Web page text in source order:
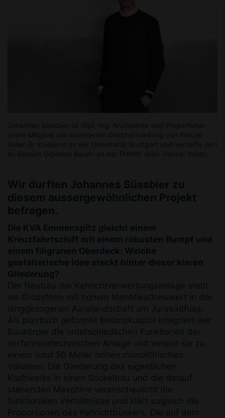
Johannes Süssbier ist Dipl.-Ing. Architektur und Projektleiter
sowie Mitglied der erweiterten Geschäftsleitung von Penzel
Valier. Er studierte an der Universität Stuttgart und vertiefte sich
im Bereich Digitales Bauen an der FHNW. (Bild: Penzel Valier)
Wir durften Johannes Süssbier zu
diesem aussergewöhnlichen Projekt
befragen.
Die KVA Emmenspitz gleicht einem
Kreuzfahrtschiff mit einem robusten Rumpf und
einem filigranen Oberdeck: Welche
gestalterische Idee steckt hinter dieser klaren
Gliederung?
Der Neubau der Kehrichtverwertungsanlage steht
als Grossform mit hohem Identifikationswert in der
langgezogenen Aarelandschaft am Jurasüdfuss.
Als plastisch geformte Betonskulptur integriert der
Baukörper die unterschiedlichen Funktionen der
verfahrenstechnischen Anlage und vereint sie zu
einem rund 50 Meter hohen monolithischen
Volumen. Die Gliederung des eigentlichen
Kraftwerks in einen Sockelbau und die darauf
stehenden Maschine veranschaulicht die
funktionalen Verhältnisse und klärt zugleich die
Proportionen des Kehrichtbunkers. Die auf dem